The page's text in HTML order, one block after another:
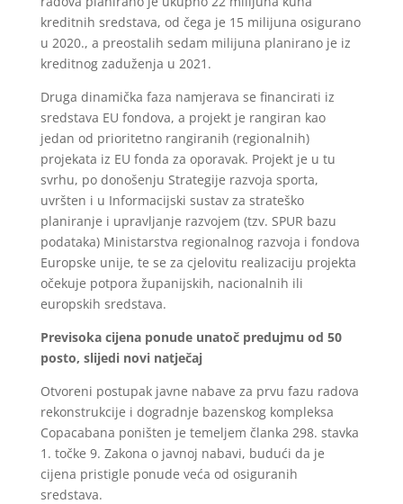
kreditnih sredstava, od čega je 15 milijuna osigurano
u 2020., a preostalih sedam milijuna planirano je iz
kreditnog zaduženja u 2021.
Druga dinamička faza namjerava se financirati iz
sredstava EU fondova, a projekt je rangiran kao
jedan od prioritetno rangiranih (regionalnih)
projekata iz EU fonda za oporavak. Projekt je u tu
svrhu, po donošenju Strategije razvoja sporta,
uvršten i u Informacijski sustav za strateško
planiranje i upravljanje razvojem (tzv. SPUR bazu
podataka) Ministarstva regionalnog razvoja i fondova
Europske unije, te se za cjelovitu realizaciju projekta
očekuje potpora županijskih, nacionalnih ili
europskih sredstava.
Previsoka cijena ponude unatoč predujmu od 50
posto, slijedi novi natječaj
Otvoreni postupak javne nabave za prvu fazu radova
rekonstrukcije i dogradnje bazenskog kompleksa
Copacabana poništen je temeljem članka 298. stavka
1. točke 9. Zakona o javnoj nabavi, budući da je
cijena pristigle ponude veća od osiguranih
sredstava.